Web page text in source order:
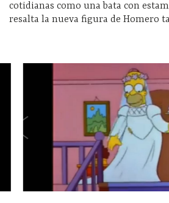
cotidianas como una bata con
resalta la nueva figura de Homero